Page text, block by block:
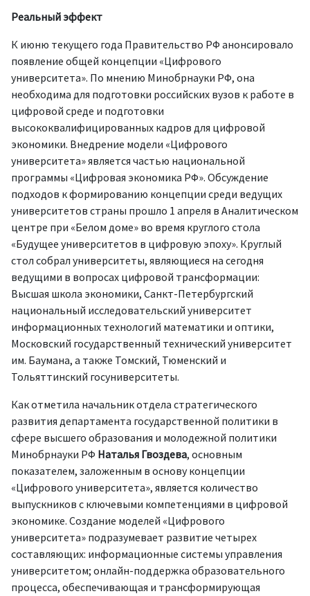
Реальный эффект
К июню текущего года Правительство РФ анонсировало
появление общей концепции «Цифрового
университета». По мнению Минобрнауки РФ, она
необходима для подготовки российских вузов к работе в
цифровой среде и подготовки
высококвалифицированных кадров для цифровой
экономики. Внедрение модели «Цифрового
университета» является частью национальной
программы «Цифровая экономика РФ». Обсуждение
подходов к формированию концепции среди ведущих
университетов страны прошло 1 апреля в Аналитическом
центре при «Белом доме» во время круглого стола
«Будущее университетов в цифровую эпоху». Круглый
стол собрал университеты, являющиеся на сегодня
ведущими в вопросах цифровой трансформации:
Высшая школа экономики, Санкт-Петербургский
национальный исследовательский университет
информационных технологий математики и оптики,
Московский государственный технический университет
им. Баумана, а также Томский, Тюменский и
Тольяттинский госуниверситеты.
Как отметила начальник отдела стратегического
развития департамента государственной политики в
сфере высшего образования и молодежной политики
Минобрнауки РФ Наталья Гвоздева, основным
показателем, заложенным в основу концепции
«Цифрового университета», является количество
выпускников с ключевыми компетенциями в цифровой
экономике. Создание моделей «Цифрового
университета» подразумевает развитие четырех
составляющих: информационные системы управления
университетом; онлайн-поддержка образовательного
процесса, обеспечивающая и трансформирующая